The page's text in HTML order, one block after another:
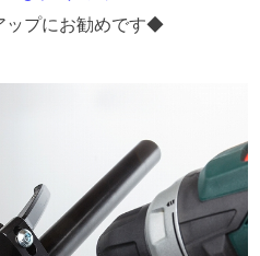
プにお勧めです◆